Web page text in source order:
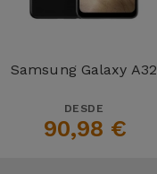
Samsung Galaxy A32
DESDE
90,98 €